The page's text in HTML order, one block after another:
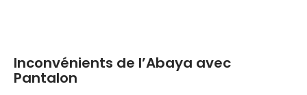
Inconvénients de l’Abaya avec
Pantalon